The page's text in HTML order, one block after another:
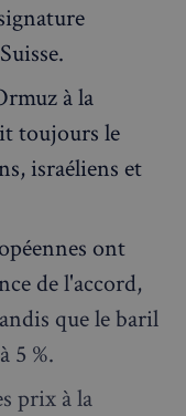
à la
toujours le
israéliens et
ont
de l'accord,
que le baril
5 %.
prix à la